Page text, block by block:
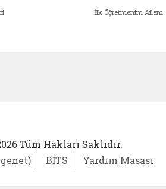
İlk Öğretmenim Ailem
Tüm Hakları Saklıdır.
BİTS Yardım Masası